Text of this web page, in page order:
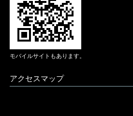
モバイルサイトもあります。
アクセスマップ